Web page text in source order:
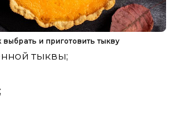
и приготовить тыкву
тыквы;